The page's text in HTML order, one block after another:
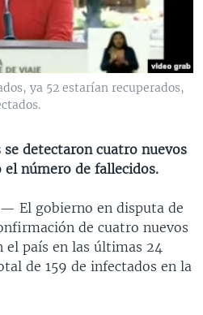
ya 52 estarían recuperados,
detectaron cuatro nuevos
el número de fallecidos.
— El gobierno en disputa de
de cuatro nuevos
el país en las últimas 24
de 159 de infectados en la